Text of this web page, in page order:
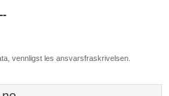
--
vennligst les ansvarsfraskrivelsen.